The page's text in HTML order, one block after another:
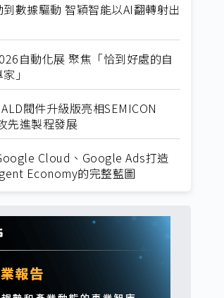
數據驅動 智穎智能以AI翻轉射出
自動化展 聚焦「恰到好處的自
」
閥件升級版亮相SEMICON
先進製程發展
Cloud、Google Ads打造
Economy的完整藍圖